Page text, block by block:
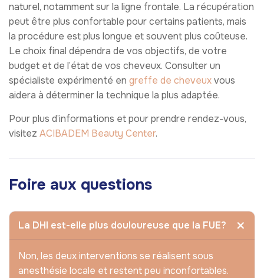
naturel, notamment sur la ligne frontale. La récupération
peut être plus confortable pour certains patients, mais
la procédure est plus longue et souvent plus coûteuse.
Le choix final dépendra de vos objectifs, de votre
budget et de l’état de vos cheveux. Consulter un
spécialiste expérimenté en greffe de cheveuxvous
aidera à déterminer la technique la plus adaptée.
Pour plus d’informations et pour prendre rendez-vous,
visitez ACIBADEM Beauty Center.
Foire aux questions
La DHI est-elle plus douloureuse que la FUE?
Non, les deux interventions se réalisent sous
anesthésie locale et restent peu inconfortables.